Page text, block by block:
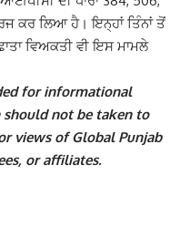
ਕਰ ਲਿਆ ਹੈ। ਇਨ੍ਹਾਂ ਤਿੰਨਾਂ ਤੋਂ
ਵਿਅਕਤੀ ਵੀ ਇਸ ਮਾਮਲੇ
for informational
not be taken to
views of Global Punjab
or affiliates.